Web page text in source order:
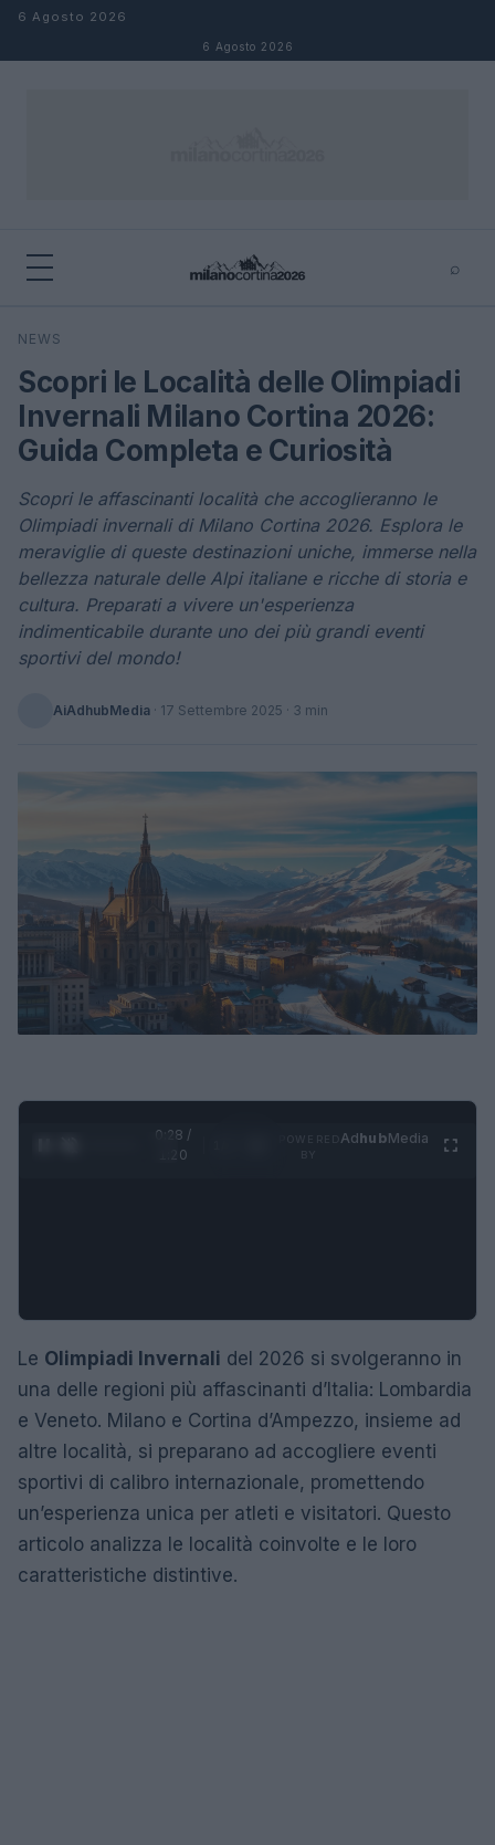
Salta al contenuto
6 Agosto 2026
6 Agosto 2026
⌕
Cerca
NEWS
Scopri le Località delle Olimpiadi
Invernali Milano Cortina 2026:
Guida Completa e Curiosità
Scopri le affascinanti località che accoglieranno le
Olimpiadi invernali di Milano Cortina 2026. Esplora le
meraviglie di queste destinazioni uniche, immerse nella
bellezza naturale delle Alpi italiane e ricche di storia e
cultura. Preparati a vivere un'esperienza
indimenticabile durante uno dei più grandi eventi
sportivi del mondo!
AiAdhubMedia · 17 Settembre 2025 · 3 min
0:29 /
1:20
AdhubMedia
Le Olimpiadi Invernali del 2026 si svolgeranno in
una delle regioni più affascinanti d’Italia: Lombardia
e Veneto. Milano e Cortina d’Ampezzo, insieme ad
altre località, si preparano ad accogliere eventi
sportivi di calibro internazionale, promettendo
un’esperienza unica per atleti e visitatori. Questo
articolo analizza le località coinvolte e le loro
caratteristiche distintive.